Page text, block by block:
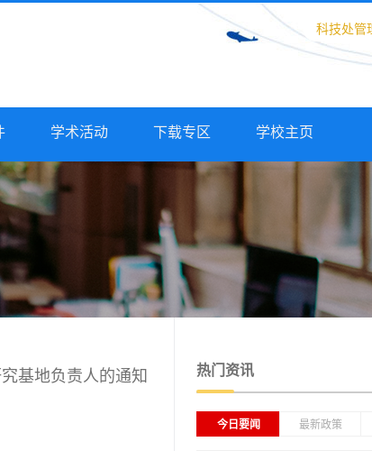
科技处管
学术活动 下载专区 学校主页
基地负责人的通知 热门资讯
今日要闻 最新政策